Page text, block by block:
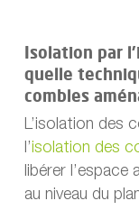
Isolation par
quelle
combles
L’isolation des
l’isolation des
libérer l’espace
au niveau du